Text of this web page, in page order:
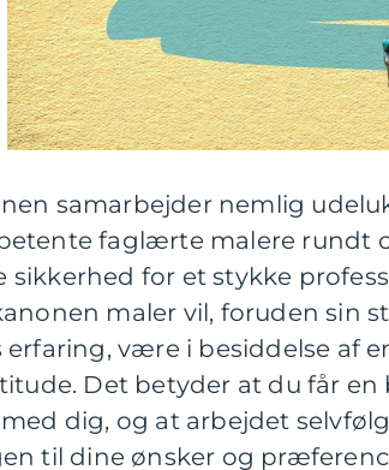
samarbejder nemlig
faglærte malere rundt
sikkerhed for et stykke
maler vil, foruden sin
erfaring, være i besiddelse af
Det betyder at du får en
dig, og at arbejdet
til dine ønsker og